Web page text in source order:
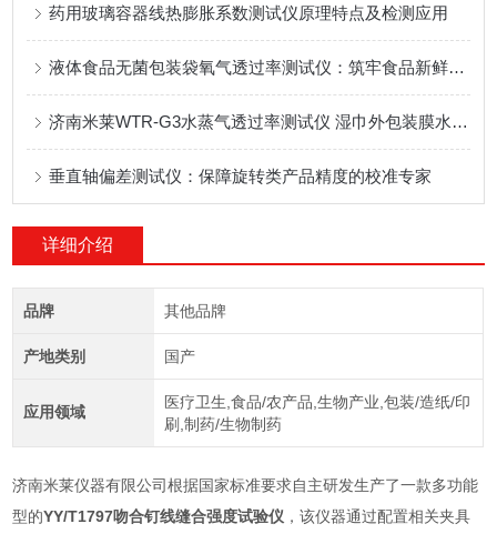
药用玻璃容器线热膨胀系数测试仪原理特点及检测应用
液体食品无菌包装袋氧气透过率测试仪：筑牢食品新鲜与安全防线
济南米莱WTR-G3水蒸气透过率测试仪 湿巾外包装膜水蒸气透过率测定应用方案
垂直轴偏差测试仪：保障旋转类产品精度的校准专家
详细介绍
品牌 其他品牌
产地类别 国产
应用领域
医疗卫生,食品/农产品,生物产业,包装/造纸/印
刷,制药/生物制药
济南米莱仪器有限公司根据国家标准要求自主研发生产了一款多功能
型的YY/T1797吻合钉线缝合强度试验仪 ，该仪器通过配置相关夹具